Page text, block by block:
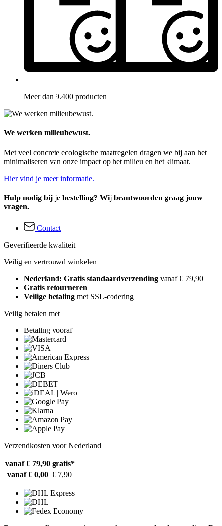
Meer dan 9.400 producten
We werken milieubewust.
Met veel concrete ecologische maatregelen dragen we bij aan het
minimaliseren van onze impact op het milieu en het klimaat.
Hier vind je meer informatie.
Hulp nodig bij je bestelling? Wij beantwoorden graag jouw
vragen.
Contact
Geverifieerde kwaliteit
Veilig en vertrouwd winkelen
Nederland: Gratis standaardverzending vanaf € 79,90
Gratis retourneren
Veilige betaling met SSL-codering
Veilig betalen met
Betaling vooraf
Verzendkosten voor Nederland
vanaf € 79,90 gratis*
vanaf € 0,00 € 7,90